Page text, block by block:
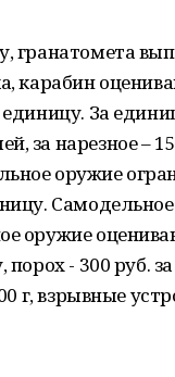
гранатомета
карабин
За
за нарезное –
оружие
оружие
порох - 300 руб.
г, взрывные